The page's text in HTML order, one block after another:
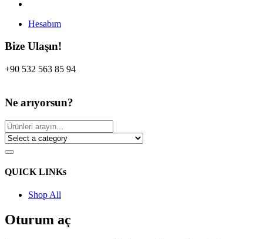
Hesabım
Bize Ulaşın!
+90 532 563 85 94
Ne arıyorsun?
QUICK LINKs
Shop All
Oturum aç